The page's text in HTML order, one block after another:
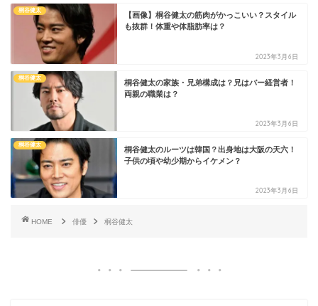
桐谷健太
【画像】桐谷健太の筋肉がかっこいい？スタイル
も抜群！体重や体脂肪率は？
2023年3月6日
桐谷健太
桐谷健太の家族・兄弟構成は？兄はバー経営者！
両親の職業は？
2023年3月6日
桐谷健太
桐谷健太のルーツは韓国？出身地は大阪の天六！
子供の頃や幼少期からイケメン？
2023年3月6日
HOME 俳優 桐谷健太